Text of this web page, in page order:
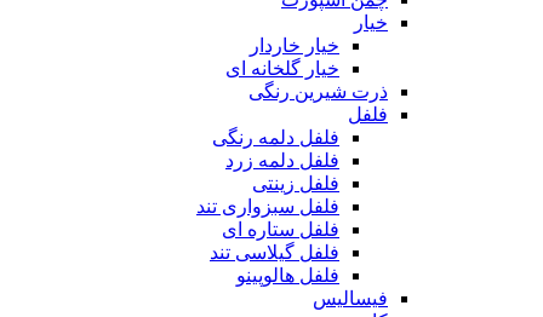
خیار
خیار خاردار
خیار گلخانه ای
ذرت شیرین رنگی
فلفل
فلفل دلمه رنگی
فلفل دلمه زرد
فلفل زینتی
فلفل سبزواری تند
فلفل ستاره ای
فلفل گیلاسی تند
فلفل هالوپینو
فیسالیس